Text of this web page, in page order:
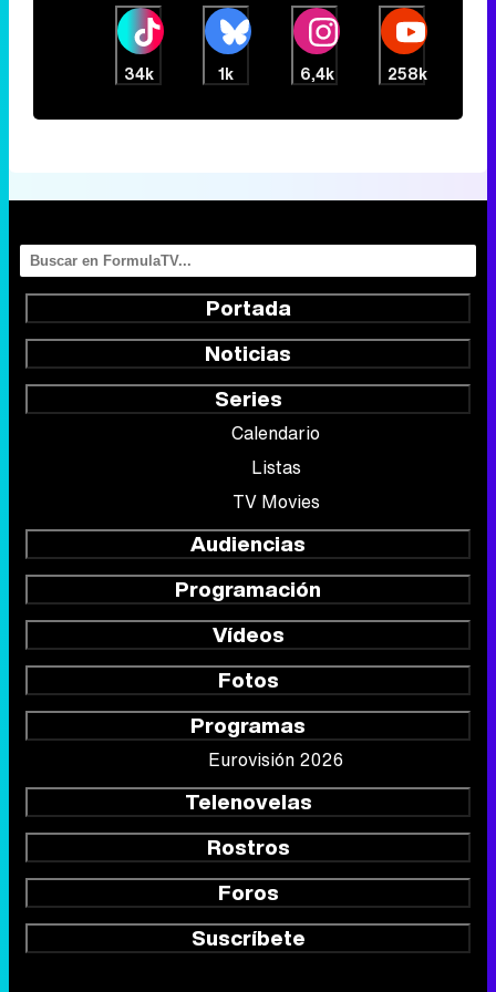
34k 1k 6,4k 258k
Portada
Noticias
Series
Calendario
Listas
TV Movies
Audiencias
Programación
Vídeos
Fotos
Programas
Eurovisión 2026
Telenovelas
Rostros
Foros
Suscríbete